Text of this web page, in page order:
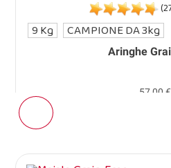
Aringhe
57,00 €
9 Kg CAMPIONE DA 3kg